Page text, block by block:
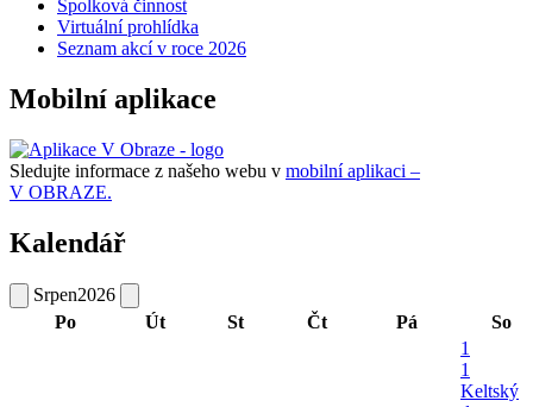
Spolková činnost
Virtuální prohlídka
Seznam akcí v roce 2026
Mobilní aplikace
Sledujte informace z našeho webu v mobilní aplikaci –
V OBRAZE.
Kalendář
Srpen2026
Po
Út St Čt Pá
So
1
1
Keltský